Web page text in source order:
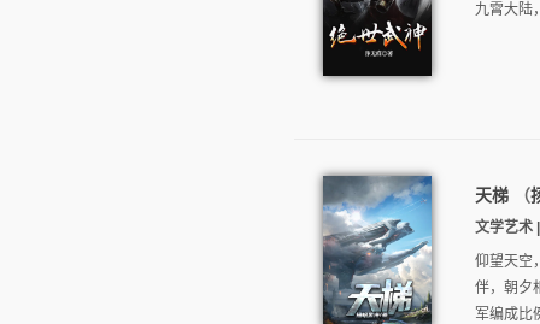
九霄大陆
天梯 （
文学艺术
仰望天空
伴，朝夕
军编成比